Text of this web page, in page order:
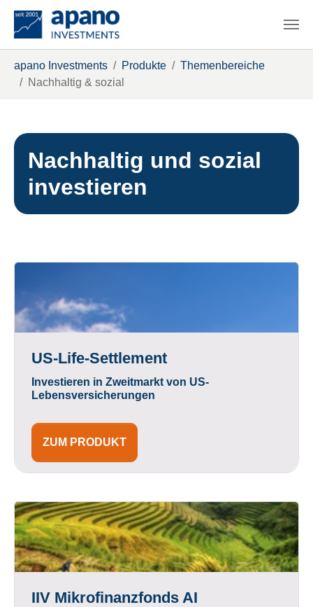
apano Investments Produkte
Themenbereiche
Nachhaltig & sozial
Nachhaltig und sozial
investieren
US-Life-Settlement
Investieren in Zweitmarkt von US-
Lebensversicherungen
ZUM PRODUKT
IIV Mikrofinanzfonds AI